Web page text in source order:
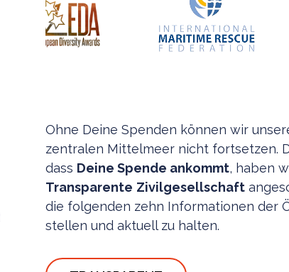
Ohne Deine Spenden können wir
zentralen Mittelmeer nicht fortsetzen.
dass Deine Spende ankommt, haben
Transparente Zivilgesellschaft
die folgenden zehn Informationen der
stellen und aktuell zu halten.